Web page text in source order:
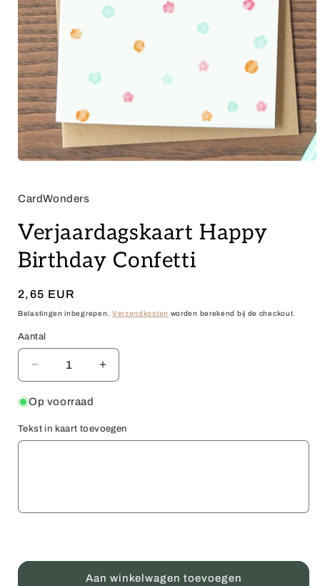
in
CardWonders
Verjaardagskaart Happy
Birthday Confetti
Normale
prijs
2,65 EUR
Belastingen inbegrepen. Verzendkosten worden berekend bij de checkout.
Aantal
Aantal
Aantal
verlagen
voor
Happy
Birthday
Aantal
verhogen
Happy
Birthday
Op voorraad
Tekst in kaart toevoegen
Aan winkelwagen toevoegen